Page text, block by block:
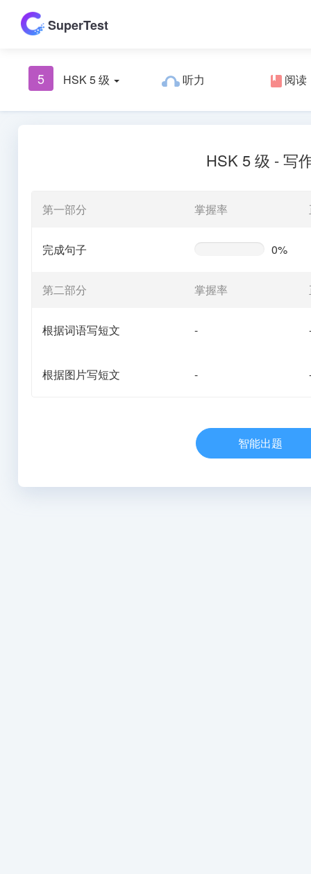
SuperTest
5 HSK 5 级 听力 阅读
HSK 5 级 - 写
第一部分 掌握率
完成句子 0%
第二部分 掌握率
根据词语写短文 -
根据图片写短文 -
智能出题